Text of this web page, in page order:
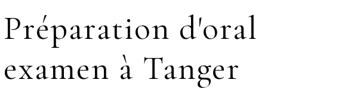
Préparation d'oral
examen à Tanger